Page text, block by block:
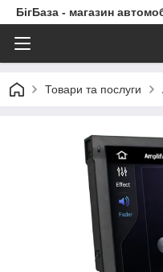
БігБаза - магазин
Товари та послуги